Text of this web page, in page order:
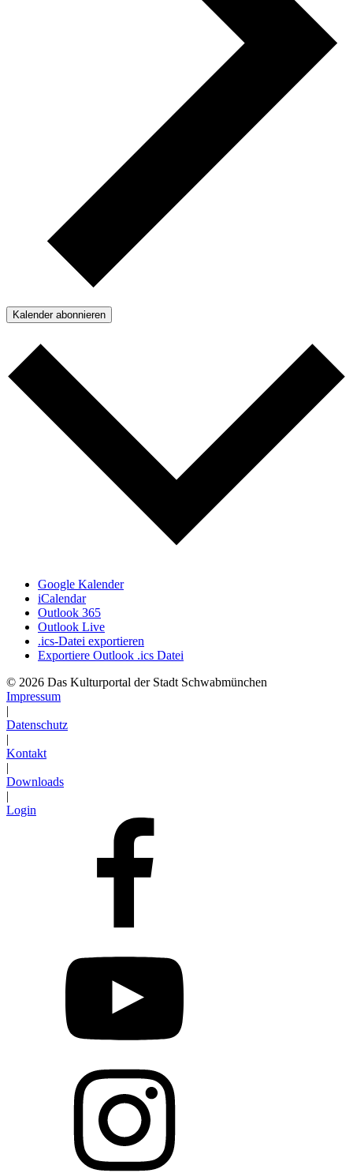
Kalender abonnieren
Google Kalender
iCalendar
Outlook 365
Outlook Live
.ics-Datei exportieren
Exportiere Outlook .ics Datei
© 2026 Das Kulturportal der Stadt Schwabmünchen
Impressum
|
Datenschutz
|
Kontakt
|
Downloads
|
Login